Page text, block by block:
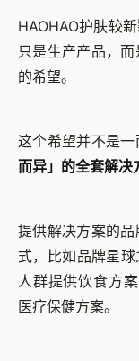
HAOHAO护肤较
只是生产产品，
的希望。
这个希望并不是一
而异」的全套解决
提供解决方案的
式，比如品牌星
人群提供饮食方案
医疗保健方案。